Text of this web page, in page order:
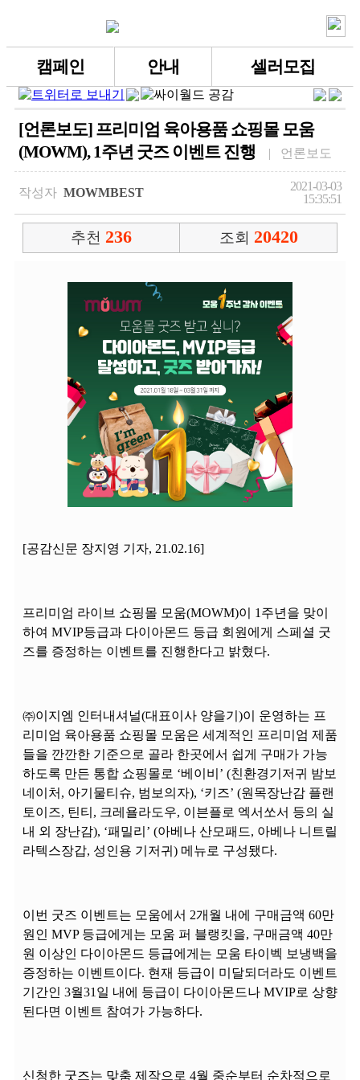
캠페인 안내 셀러모집
[언론보도] 프리미엄 육아용품 쇼핑몰 모움
(MOWM), 1주년 굿즈 이벤트 진행
| 언론보도
작성자 MOWMBEST
2021-03-03
15:35:51
추천 236 조회 20420
[공감신문 장지영 기자, 21.02.16]
프리미엄 라이브 쇼핑몰 모움(MOWM)이 1주년을 맞이
하여 MVIP등급과 다이아몬드 등급 회원에게 스페셜 굿
즈를 증정하는 이벤트를 진행한다고 밝혔다.
㈜이지엠 인터내셔널(대표이사 양을기)이 운영하는 프
리미엄 육아용품 쇼핑몰 모움은 세계적인 프리미엄 제품
들을 깐깐한 기준으로 골라 한곳에서 쉽게 구매가 가능
하도록 만든 통합 쇼핑몰로 ‘베이비’ (친환경기저귀 밤보
네이처, 아기물티슈, 범보의자), ‘키즈’ (원목장난감 플랜
토이즈, 틴티, 크레욜라도우, 이븐플로 엑서쏘서 등의 실
내 외 장난감), ‘패밀리’ (아베나 산모패드, 아베나 니트릴
라텍스장갑, 성인용 기저귀) 메뉴로 구성됐다.
이번 굿즈 이벤트는 모움에서 2개월 내에 구매금액 60만
원인 MVP 등급에게는 모움 퍼 블랭킷을, 구매금액 40만
원 이상인 다이아몬드 등급에게는 모움 타이벡 보냉백을
증정하는 이벤트이다. 현재 등급이 미달되더라도 이벤트
기간인 3월31일 내에 등급이 다이아몬드나 MVIP로 상향
된다면 이벤트 참여가 가능하다.
신청한 굿즈는 맞춤 제작으로 4월 중순부터 순차적으로